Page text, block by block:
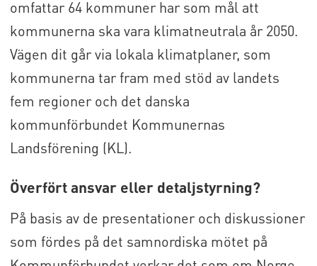
omfattar 64 kommuner har som mål att
kommunerna ska vara klimatneutrala år 2050.
Vägen dit går via lokala klimatplaner, som
kommunerna tar fram med stöd av landets
fem regioner och det danska
kommunförbundet Kommunernas
Landsförening (KL).
Överfört ansvar eller detaljstyrning?
På basis av de presentationer och diskussioner
som fördes på det samnordiska mötet på